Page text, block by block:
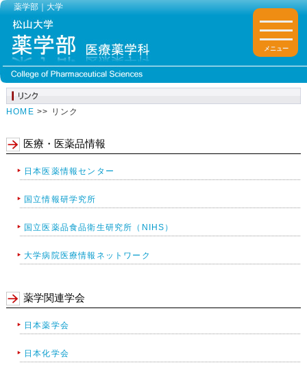
メニュー
薬学部｜大学
HOME >> リンク
医療・医薬品情報
日本医薬情報センター
国立情報研学究所
国立医薬品食品衛生研究所（NIHS）
大学病院医療情報ネットワーク
薬学関連学会
日本薬学会
日本化学会